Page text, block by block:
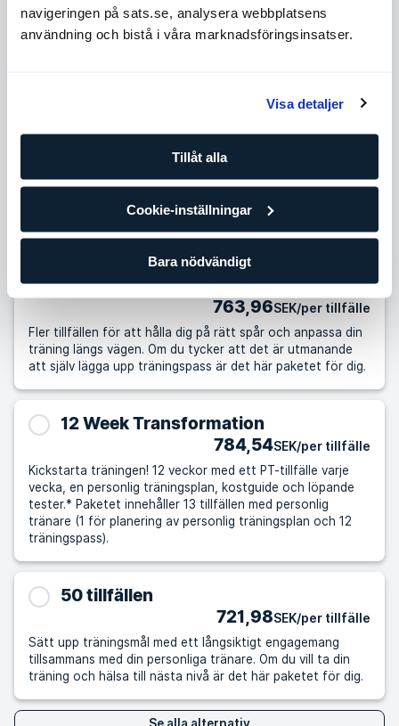
navigeringen på sats.se, analysera webbplatsens
användning och bistå i våra marknadsföringsinsatser.
Visa detaljer
Tillåt alla
Cookie-inställningar
Bara nödvändigt
Level 5
10 tillfällen
799,90
Förbättra dina framsteg med din egen personliga tränare
hand eller på gruppträningsklasser är det här paketet för
25 tillfällen
763,96SEK/per tillfälle
Fler tillfällen för att hålla dig på rätt spår och anpassa din
träning längs vägen. Om du tycker att det är utmanande
att själv lägga upp träningspass är det här paketet för dig.
12 Week Transformation
784,54SEK/per tillfälle
Kickstarta träningen! 12 veckor med ett PT-tillfälle varje
vecka, en personlig träningsplan, kostguide och löpande
tester.* Paketet innehåller 13 tillfällen med personlig
tränare (1 för planering av personlig träningsplan och 12
träningspass).
50 tillfällen
721,98SEK/per tillfälle
Sätt upp träningsmål med ett långsiktigt engagemang
tillsammans med din personliga tränare. Om du vill ta din
träning och hälsa till nästa nivå är det här paketet för dig.
Se alla alternativ